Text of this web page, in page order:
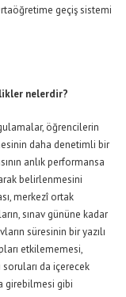
geçiş sistemi
nelerdir?
öğrencilerin
daha denetimli bir
anlık performansa
belirlenmesini
merkezî ortak
sınav gününe kadar
süresinin bir yazılı
etkilememesi,
da içerecek
girebilmesi gibi